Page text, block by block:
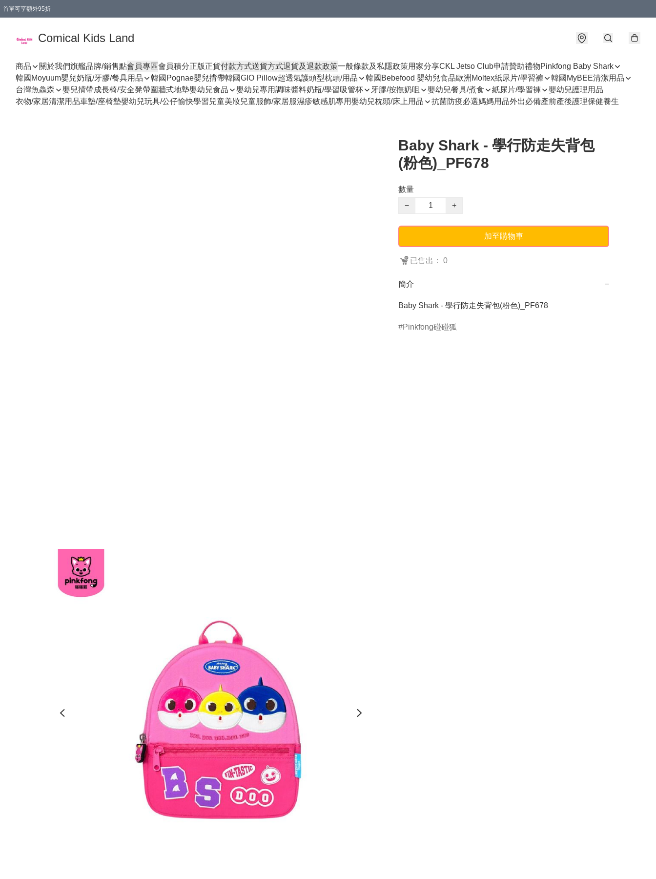
首單可享額外95折
Comical Kids Land
商品 關於我們旗艦品牌/銷售點會員專區會員積分正版正貨付款方式送貨方式退貨及退款政策一般條款及私隱政策用家分享CKL Jetso Club申請贊助禮物Pinkfong Baby Shark
韓國Moyuum嬰兒奶瓶/牙膠/餐具用品
韓國Pognae嬰兒揹帶韓國GIO Pillow超透氣護頭型枕頭/用品 韓國Bebefood 嬰幼兒食品歐洲Moltex紙尿片/學習褲
韓國MyBEE清潔用品
台灣魚鱻森
嬰兒揹帶成長椅/安全凳帶圍牆式地墊嬰幼兒食品 嬰幼兒專用調味醬料奶瓶/學習吸管杯 牙膠/按撫奶咀 嬰幼兒餐具/煮食 紙尿片/學習褲
嬰幼兒護理用品
衣物/家居清潔用品車墊/座椅墊嬰幼兒玩具/公仔愉快學習兒童美妝兒童服飾/家居服濕疹敏感肌專用嬰幼兒枕頭/床上用品 抗菌防疫必選媽媽用品外出必備產前產後護理保健養生
Baby Shark - 學行防走失背包
(粉色)_PF678
數量
−
+
加至購物車
已售出： 0
簡介 −
Baby Shark - 學行防走失背包(粉色)_PF678
Pinkfong碰碰狐